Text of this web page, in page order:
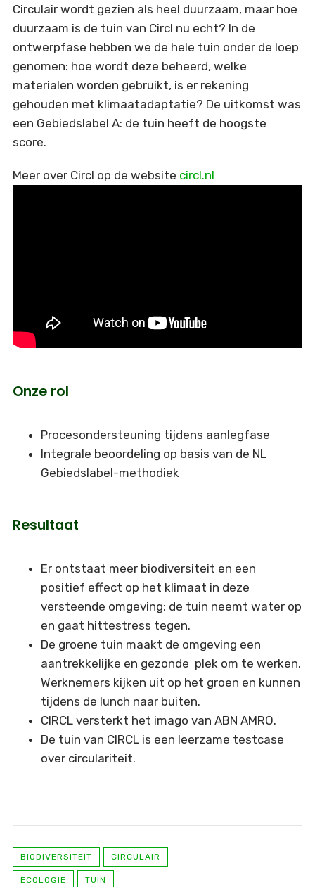
Circulair wordt gezien als heel duurzaam, maar hoe
duurzaam is de tuin van Circl nu echt? In de
ontwerpfase hebben we de hele tuin onder de loep
genomen: hoe wordt deze beheerd, welke
materialen worden gebruikt, is er rekening
gehouden met klimaatadaptatie? De uitkomst was
een Gebiedslabel A: de tuin heeft de hoogste
score.
Meer over Circl op de website circl.nl
Onze rol
Procesondersteuning tijdens aanlegfase
Integrale beoordeling op basis van de NL
Gebiedslabel-methodiek
Resultaat
Er ontstaat meer biodiversiteit en een
positief effect op het klimaat in deze
versteende omgeving: de tuin neemt water op
en gaat hittestress tegen.
De groene tuin maakt de omgeving een
aantrekkelijke en gezonde plek om te werken.
Werknemers kijken uit op het groen en kunnen
tijdens de lunch naar buiten.
CIRCL versterkt het imago van ABN AMRO.
De tuin van CIRCL is een leerzame testcase
over circulariteit.
BIODIVERSITEIT CIRCULAIR
ECOLOGIE TUIN